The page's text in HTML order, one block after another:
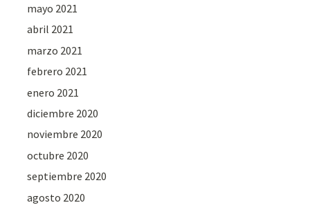
mayo 2021
abril 2021
marzo 2021
febrero 2021
enero 2021
diciembre 2020
noviembre 2020
octubre 2020
septiembre 2020
agosto 2020